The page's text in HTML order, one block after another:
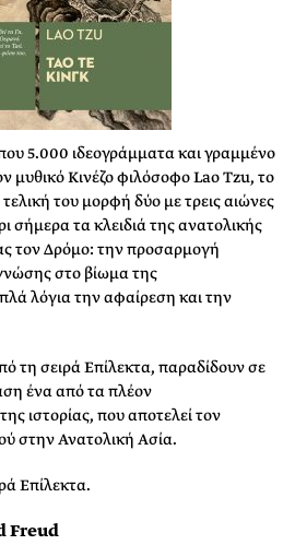
5.000 ιδεογράμματα και γραμμένο
μυθικό Κινέζο φιλόσοφο Lao Tzu, το
του μορφή δύο με τρεις αιώνες
σήμερα τα κλειδιά της ανατολικής
τον Δρόμο: την προσαρμογή
στο βίωμα της
λόγια την αφαίρεση και την
τη σειρά Επίλεκτα, παραδίδουν σε
ένα από τα πλέον
ιστορίας, που αποτελεί τον
στην Ανατολική Ασία.
Επίλεκτα.
Freud